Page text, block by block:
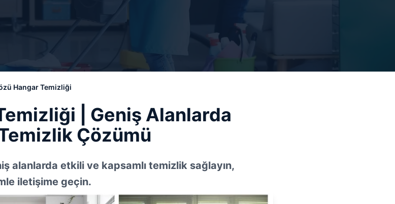
Hangar Temizliği
| Geniş Alanlarda
Çözümü
alanlarda etkili ve kapsamlı temizlik sağlayın,
iletişime geçin.